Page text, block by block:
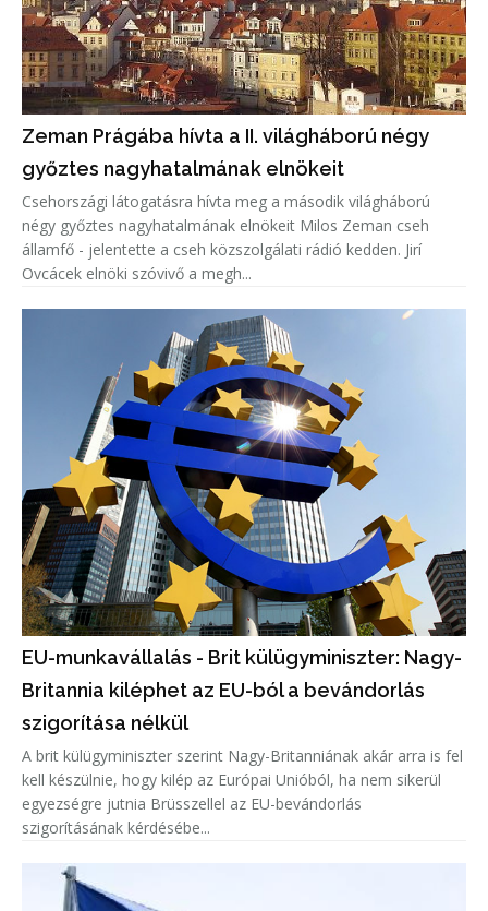
Zeman Prágába hívta a II. világháború négy
győztes nagyhatalmának elnökeit
Csehországi látogatásra hívta meg a második világháború
négy győztes nagyhatalmának elnökeit Milos Zeman cseh
államfő - jelentette a cseh közszolgálati rádió kedden. Jirí
Ovcácek elnöki szóvivő a megh...
EU-munkavállalás - Brit külügyminiszter: Nagy-
Britannia kiléphet az EU-ból a bevándorlás
szigorítása nélkül
A brit külügyminiszter szerint Nagy-Britanniának akár arra is fel
kell készülnie, hogy kilép az Európai Unióból, ha nem sikerül
egyezségre jutnia Brüsszellel az EU-bevándorlás
szigorításának kérdésébe...